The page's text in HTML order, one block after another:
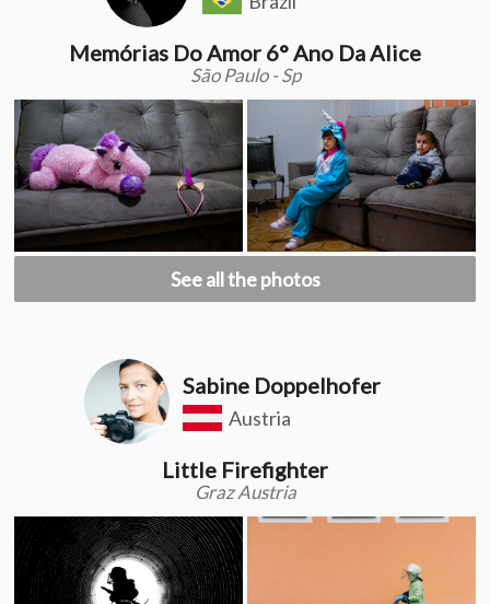
Memórias Do Amor 6° Ano Da Alice
São Paulo - Sp
See all the photos
Sabine Doppelhofer
Austria
Little Firefighter
Graz Austria